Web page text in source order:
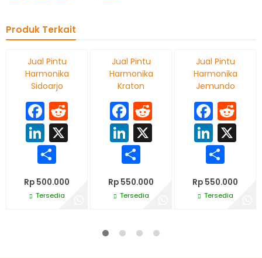
Produk Terkait
Jual Pintu
Harmonika
Sidoarjo
Facebook
Reddit
LinkedIn
Rp 500.000
Tersedia
Jual Pintu
Harmonika
Kraton
Facebook
Reddit
LinkedIn
Rp 550.000
Tersedia
Jual Pintu
Harmonika
Jemundo
Rp 550.000
Tersedia